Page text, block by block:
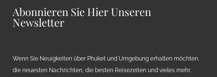
Abonnieren Sie Hier Unseren
Newsletter
Wenn Sie Neuigkeiten über Phuket und Umgebung erhalten möchten,
die neuesten Nachrichten, die besten Reisezeiten und vieles mehr,